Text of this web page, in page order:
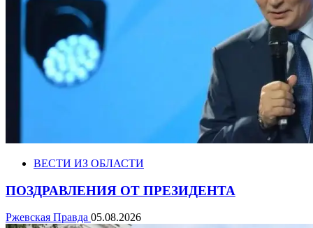
ВЕСТИ ИЗ ОБЛАСТИ
ПОЗДРАВЛЕНИЯ ОТ ПРЕЗИДЕНТА
Ржевская Правда 05.08.2026